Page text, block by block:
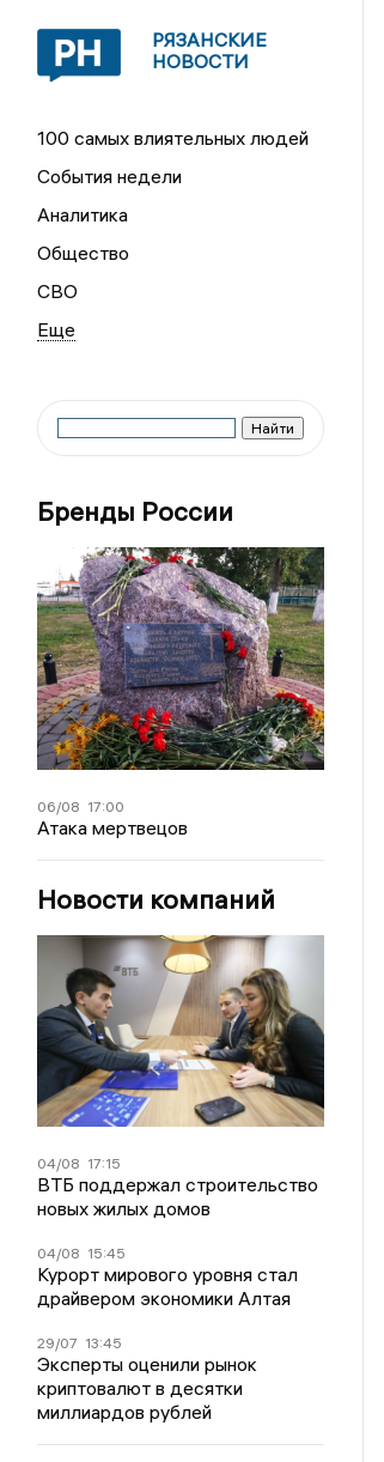
РЯЗАНСКИЕ
НОВОСТИ
100 самых влиятельных людей
События недели
Аналитика
Общество
СВО
Бренды России
06/08 17:00
Атака мертвецов
Новости компаний
04/08 17:15
ВТБ поддержал строительство
новых жилых домов
04/08 15:45
Курорт мирового уровня стал
драйвером экономики Алтая
29/07 13:45
Эксперты оценили рынок
криптовалют в десятки
миллиардов рублей